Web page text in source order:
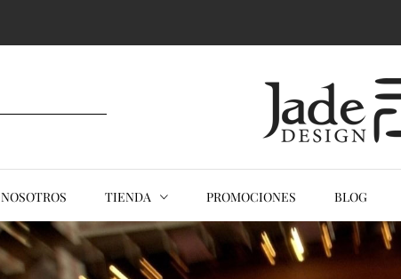
NOSOTROS TIENDA PROMOCIONES BLOG